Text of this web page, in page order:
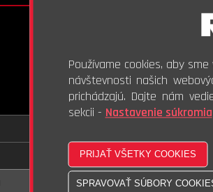
Používame cookies, aby
návštevnosti našich
prichádzajú. Dajte nám
sekcii - Nastavenie súkromia